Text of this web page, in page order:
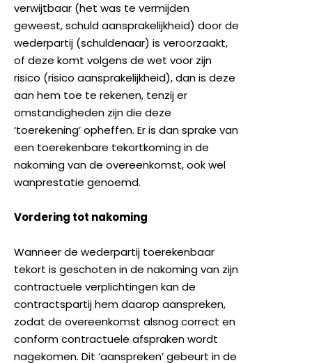
verwijtbaar (het was te vermijden
geweest, schuld aansprakelijkheid) door de
wederpartij (schuldenaar) is veroorzaakt,
of deze komt volgens de wet voor zijn
risico (risico aansprakelijkheid), dan is deze
aan hem toe te rekenen, tenzij er
omstandigheden zijn die deze
‘toerekening’ opheffen. Er is dan sprake van
een toerekenbare tekortkoming in de
nakoming van de overeenkomst, ook wel
wanprestatie genoemd.
Vordering tot nakoming
Wanneer de wederpartij toerekenbaar
tekort is geschoten in de nakoming van zijn
contractuele verplichtingen kan de
contractspartij hem daarop aanspreken,
zodat de overeenkomst alsnog correct en
conform contractuele afspraken wordt
nagekomen. Dit ‘aanspreken’ gebeurt in de